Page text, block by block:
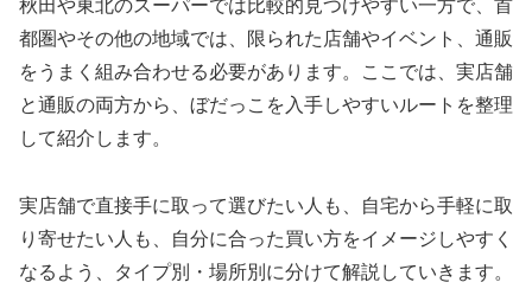
秋田や東北のスーパーでは比較的見つけやすい一方で、首
都圏やその他の地域では、限られた店舗やイベント、通販
をうまく組み合わせる必要があります。ここでは、実店舗
と通販の両方から、ぼだっこを入手しやすいルートを整理
して紹介します。
実店舗で直接手に取って選びたい人も、自宅から手軽に取
り寄せたい人も、自分に合った買い方をイメージしやすく
なるよう、タイプ別・場所別に分けて解説していきます。